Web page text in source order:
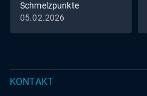
Schmelzpunkte
05.02.2026
KONTAKT